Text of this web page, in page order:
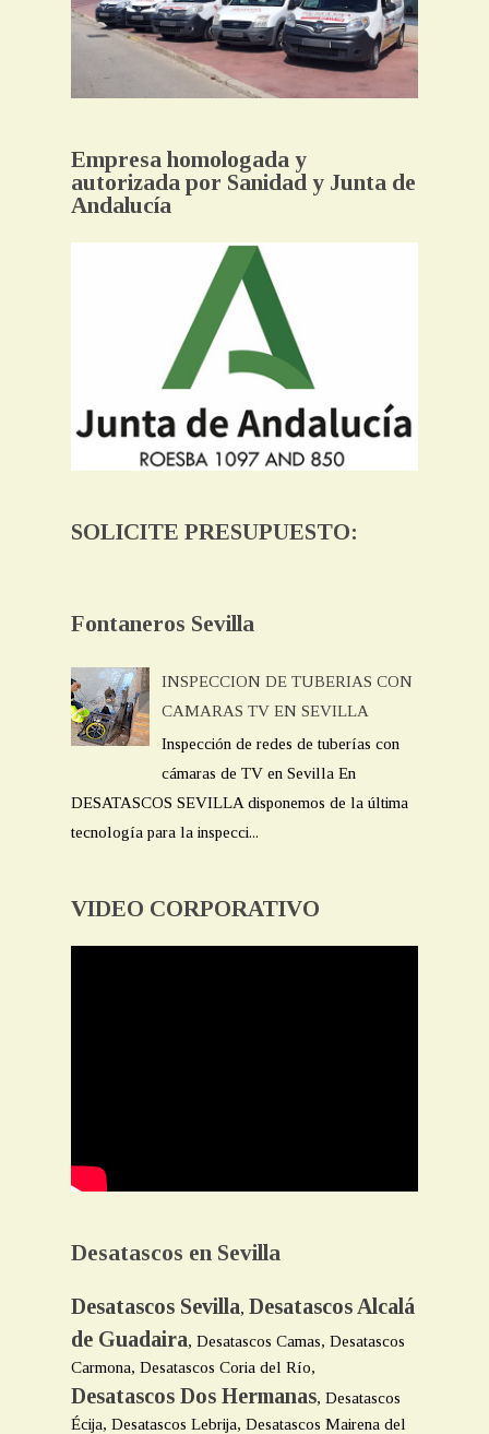
Empresa homologada y
autorizada por Sanidad y Junta de
Andalucía
SOLICITE PRESUPUESTO:
Fontaneros Sevilla
INSPECCION DE TUBERIAS CON
CAMARAS TV EN SEVILLA
Inspección de redes de tuberías con
cámaras de TV en Sevilla En
DESATASCOS SEVILLA disponemos de la última
tecnología para la inspecci...
VIDEO CORPORATIVO
Desatascos en Sevilla
Desatascos Sevilla, Desatascos Alcalá
de Guadaira, Desatascos Camas, Desatascos
Carmona, Desatascos Coria del Río,
Desatascos Dos Hermanas, Desatascos
Écija, Desatascos Lebrija, Desatascos Mairena del